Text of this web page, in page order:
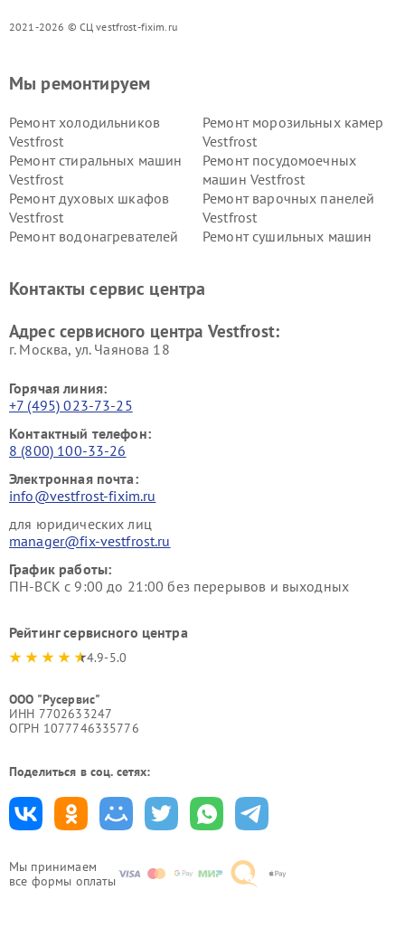
2021-2026 © СЦ vestfrost-fixim.ru
Мы принимаем
все формы оплаты
Мы ремонтируем
Ремонт холодильников
Vestfrost
Ремонт морозильных камер
Vestfrost
Ремонт стиральных машин
Vestfrost
Ремонт посудомоечных
машин Vestfrost
Ремонт духовых шкафов
Vestfrost
Ремонт варочных панелей
Vestfrost
Ремонт водонагревателей
Ремонт сушильных машин
Vestfrost
Контакты сервис центра
Адрес сервисного центра Vestfrost:
г. Москва, ул. Чаянова 18
Горячая линия:
+7 (495) 023-73-25
Контактный телефон:
8 (800) 100-33-26
Электронная почта:
info@vestfrost-fixim.ru
для юридических лиц
manager@fix-vestfrost.ru
График работы:
ПН-ВСК с 9:00 до 21:00 без перерывов и выходных
Рейтинг сервисного центра
4.9-5.0
ООО "Русервис"
ИНН 7702633247
ОГРН 1077746335776
Поделиться в соц. сетях: